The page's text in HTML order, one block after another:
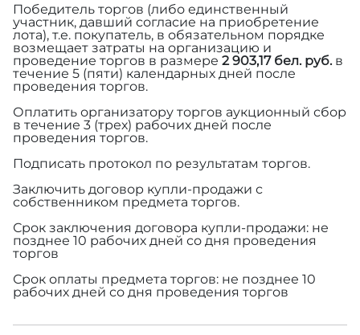
Победитель торгов (либо единственный
участник, давший согласие на приобретение
лота), т.е. покупатель, в обязательном порядке
возмещает затраты на организацию и
проведение торгов в размере 2 903,17 бел. руб.в
течение 5 (пяти) календарных дней после
проведения торгов.
Оплатить организатору торгов аукционный сбор
в течение 3 (трех) рабочих дней после
проведения торгов.
Подписать протокол по результатам торгов.
Заключить договор купли-продажи с
собственником предмета торгов.
Срок заключения договора купли-продажи: не
позднее 10 рабочих дней со дня проведения
торгов
Срок оплаты предмета торгов: не позднее 10
рабочих дней со дня проведения торгов